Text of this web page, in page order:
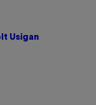
Usigan